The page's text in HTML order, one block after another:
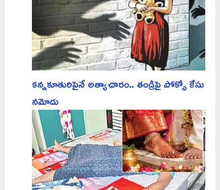
కన్నకూతురిపైనే అత్యాచారం.. తండ్రిపై పోక్సో కేసు
నమోదు